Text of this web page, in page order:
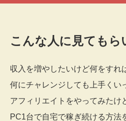
こんな人に見てもら
収入を増やしたいけど何をすれ
何にチャレンジしても上手くい
アフィリエイトをやってみたけ
PC1台で自宅で稼ぎ続ける方法